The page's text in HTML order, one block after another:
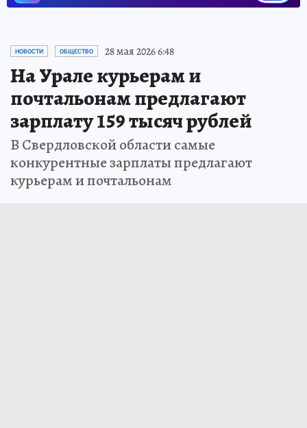
НОВОСТИ ОБЩЕСТВО 28 мая 2026 6:48
На Урале курьерам и
почтальонам предлагают
зарплату 159 тысяч рублей
В Свердловской области самые
конкурентные зарплаты предлагают
курьерам и почтальонам